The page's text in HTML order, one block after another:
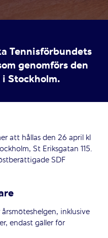
Tennisförbundets
genomförs den
Stockholm.
att hållas den 26 april kl
St Eriksgatan 115.
SDF
inklusive
endast gäller för